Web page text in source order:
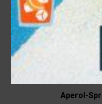
Aperol-